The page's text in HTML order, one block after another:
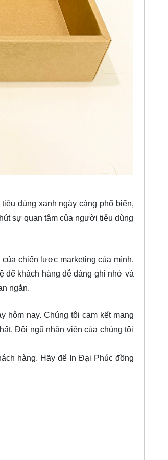
dùng xanh ngày càng phổ biến,
sự quan tâm của người tiêu dùng
chiến lược marketing của mình.
để khách hàng dễ dàng ghi nhớ và
ngắn.
hôm nay. Chúng tôi cam kết mang
Đội ngũ nhân viên của chúng tôi
hàng. Hãy để In Đại Phúc đồng